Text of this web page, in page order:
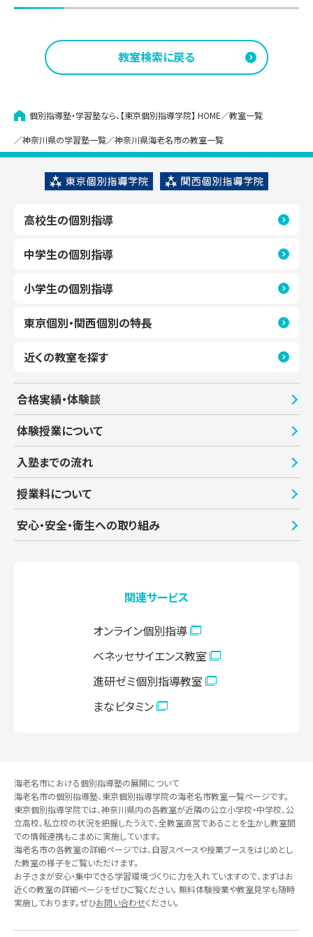
宮崎台教室 教室見学（無料）
武蔵小杉教室 教室見学（無料）
武蔵中原教室
青葉台教室
いずみ中央教室
大倉山教室 教室見学（無料）
金沢文庫教室 教室見学（無料）
上永谷教室 教室見学（無料）
杉田教室
センター北教室
センター南教室
中山教室 教室見学（無料）
能見台教室 教室見学（無料）
東神奈川教室
教室検索に戻る
個別指導塾・学習塾なら、【東京個別指導学院】 HOME 教室一覧
神奈川県の学習塾一覧 神奈川県海老名市の教室一覧
高校生の個別指導
中学生の個別指導
小学生の個別指導
東京個別・関西個別の特長
近くの教室を探す
合格実績・体験談
体験授業について
入塾までの流れ
授業料について
安心・安全・衛生への取り組み
関連サービス
オンライン個別指導
ベネッセサイエンス教室
進研ゼミ個別指導教室
まなビタミン
海老名市における個別指導塾の展開について
海老名市の個別指導塾、東京個別指導学院の海老名市教室一覧ページです。
東京個別指導学院では、神奈川県内の各教室が近隣の公立小学校・中学校、公
立高校、私立校の状況を把握したうえで、全教室直営であることを生かし教室間
での情報連携もこまめに実施しています。
海老名市の各教室の詳細ページでは、自習スペースや授業ブースをはじめとし
た教室の様子をご覧いただけます。
お子さまが安心・集中できる学習環境づくりに力を入れていますので、まずはお
近くの教室の詳細ページをぜひご覧ください。 無料体験授業や教室見学も随時
実施しております。ぜひお問い合わせください。